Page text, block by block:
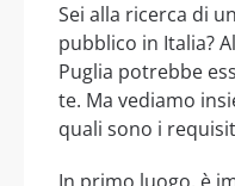
Sei alla ricerca di
pubblico in Italia?
Puglia potrebbe
te. Ma vediamo
quali sono i